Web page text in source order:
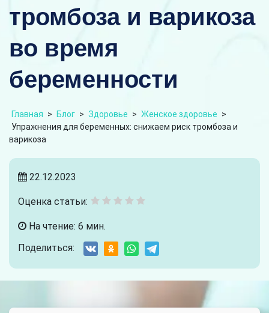
тромбоза и варикоза
во время
беременности
Главная > Блог > Здоровье > Женское здоровье >
Упражнения для беременных: снижаем риск тромбоза и
варикоза
22.12.2023
Оценка статьи:
На чтение: 6 мин.
Поделиться: